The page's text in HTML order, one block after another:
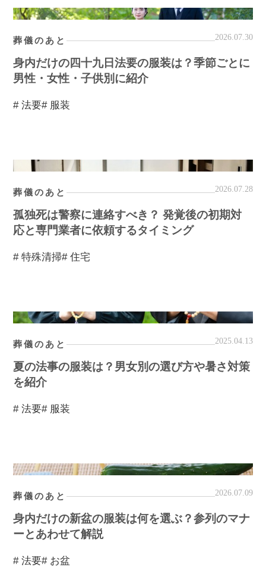
葬儀のあと 2026.07.30
身内だけの四十九日法要の服装は？季節ごとに
男性・女性・子供別に紹介
# 法要# 服装
葬儀のあと 2026.07.28
孤独死は警察に連絡すべき？ 発覚後の初期対
応と専門業者に依頼するタイミング
# 特殊清掃# 住宅
葬儀のあと 2025.04.13
夏の法事の服装は？男女別の選び方や暑さ対策
を紹介
# 法要# 服装
葬儀のあと 2026.07.09
身内だけの新盆の服装は何を選ぶ？参列のマナ
ーとあわせて解説
# 法要# お盆